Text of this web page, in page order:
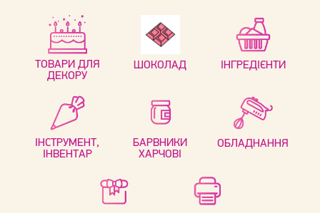
ТОВАРИ ДЛЯ
ДЕКОРУ
ШОКОЛАД ІНГРЕДІЄНТИ
ІНСТРУМЕНТ,
ІНВЕНТАР
БАРВНИКИ
ХАРЧОВІ
ОБЛАДНАННЯ